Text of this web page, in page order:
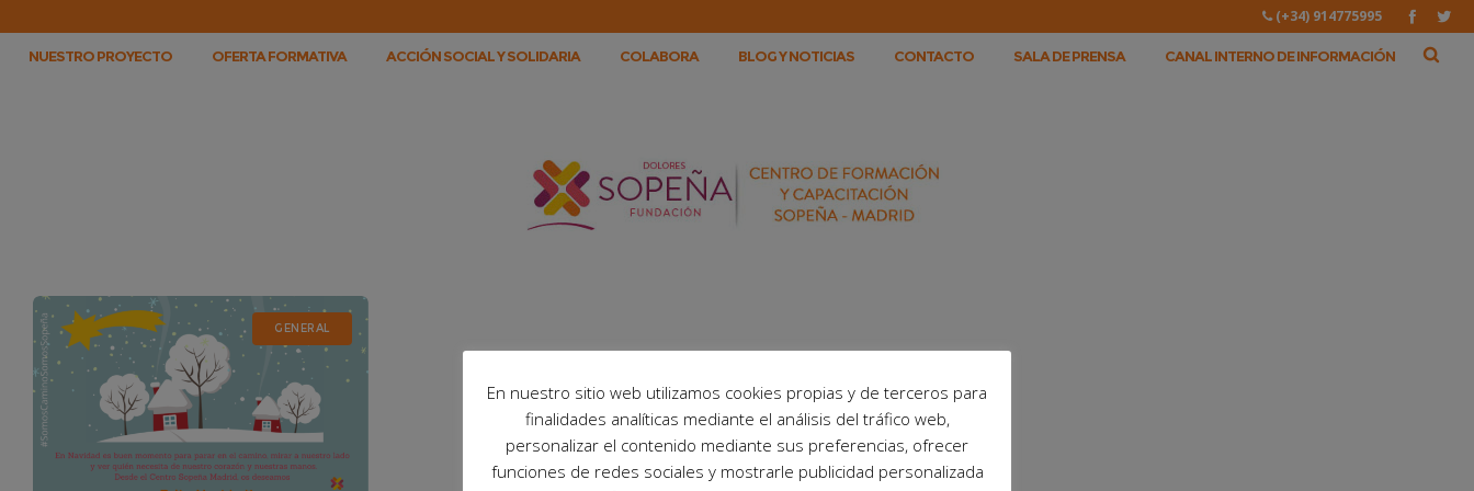
(+34) 914775995
NUESTRO PROYECTO OFERTA FORMATIVA ACCIÓN SOCIAL Y SOLIDARIA COLABORA BLOG Y NOTICIAS CONTACTO SALA DE PRENSA CANAL INTERNO DE INFORMACIÓN
GENERAL
En nuestro sitio web utilizamos cookies propias y de terceros para
finalidades analíticas mediante el análisis del tráfico web,
personalizar el contenido mediante sus preferencias, ofrecer
funciones de redes sociales y mostrarle publicidad personalizada